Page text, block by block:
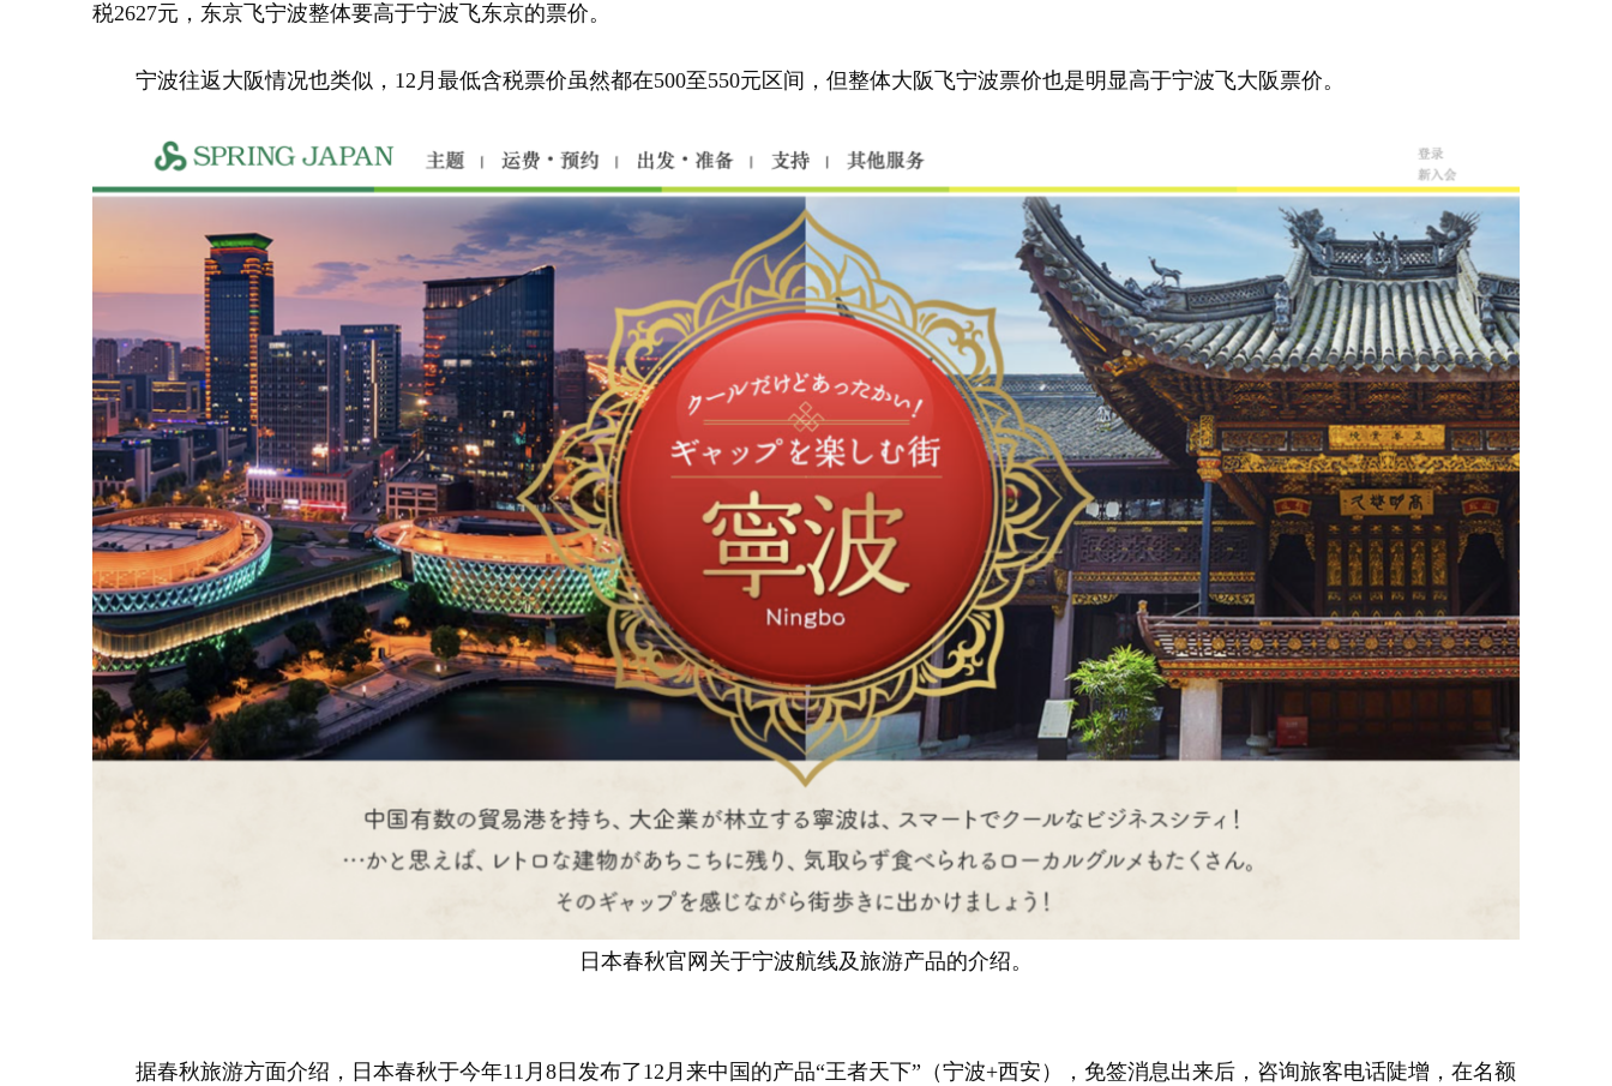
税2627元，东京飞宁波整体要高于宁波飞东京的票价。
宁波往返大阪情况也类似，12月最低含税票价虽然都在500至550元区间，但整体大阪飞宁波票价也是明显高于宁波飞大阪票价。
日本春秋官网关于宁波航线及旅游产品的介绍。
据春秋旅游方面介绍，日本春秋于今年11月8日发布了12月来中国的产品“王者天下”（宁波+西安），免签消息出来后，咨询旅客电话陡增，在名额